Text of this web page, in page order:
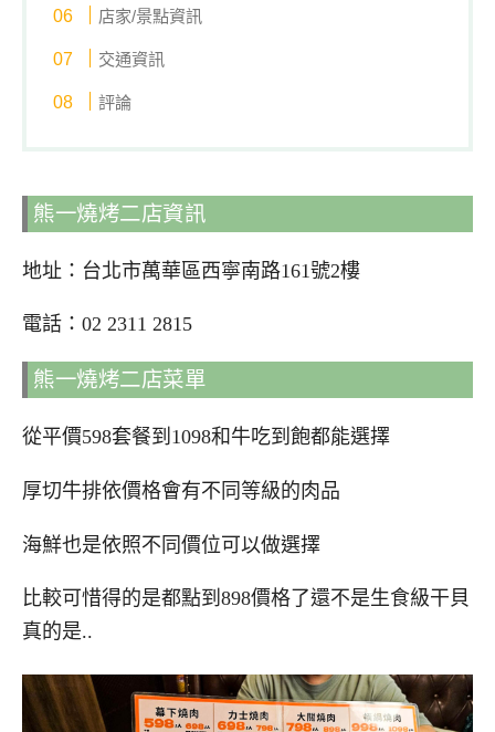
店家/景點資訊
交通資訊
評論
熊一燒烤二店資訊
地址：台北市萬華區西寧南路161號2樓
電話：02 2311 2815
熊一燒烤二店菜單
從平價598套餐到1098和牛吃到飽都能選擇
厚切牛排依價格會有不同等級的肉品
海鮮也是依照不同價位可以做選擇
比較可惜得的是都點到898價格了還不是生食級干貝
真的是..